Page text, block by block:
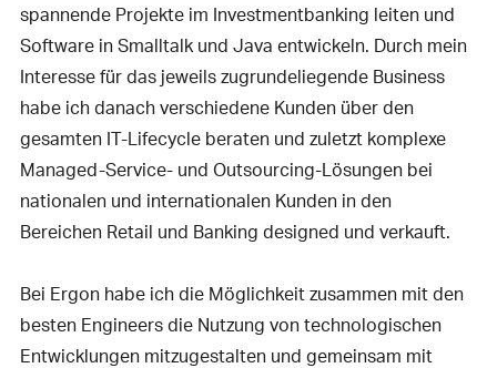
spannende Projekte im Investmentbanking leiten und
Software in Smalltalk und Java entwickeln. Durch mein
Interesse für das jeweils zugrundeliegende Business
habe ich danach verschiedene Kunden über den
gesamten IT-Lifecycle beraten und zuletzt komplexe
Managed-Service- und Outsourcing-Lösungen bei
nationalen und internationalen Kunden in den
Bereichen Retail und Banking designed und verkauft.
Bei Ergon habe ich die Möglichkeit zusammen mit den
besten Engineers die Nutzung von technologischen
Entwicklungen mitzugestalten und gemeinsam mit